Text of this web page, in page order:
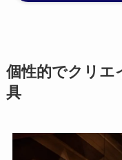
個性的でクリエ
具